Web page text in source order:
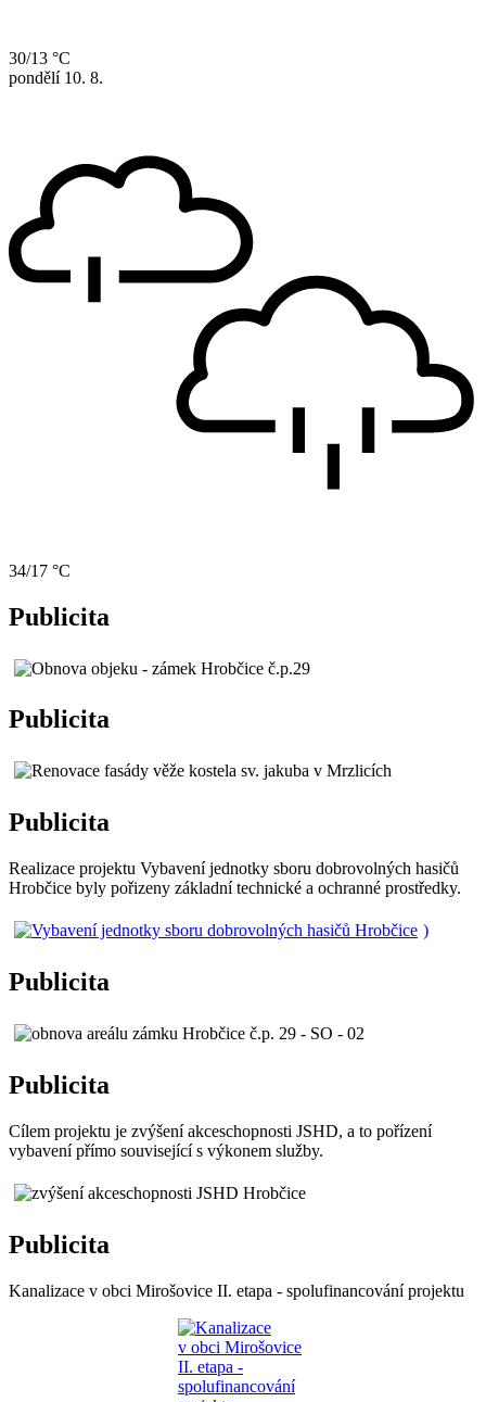
30/13 °C
pondělí 10. 8.
34/17 °C
Publicita
Publicita
Publicita
Realizace projektu Vybavení jednotky sboru dobrovolných hasičů
Hrobčice byly pořizeny základní technické a ochranné prostředky.
)
Publicita
Publicita
Cílem projektu je zvýšení akceschopnosti JSHD, a to pořízení
vybavení přímo související s výkonem služby.
Publicita
Kanalizace v obci Mirošovice II. etapa - spolufinancování projektu